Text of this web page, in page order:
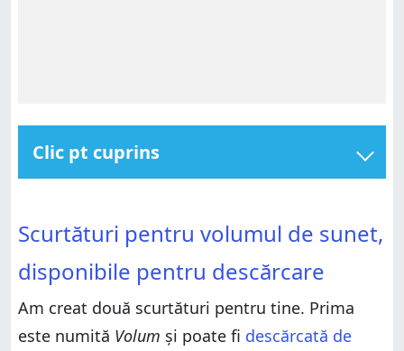
Clic pt cuprins
Cum creezi aceste două scurtături de unul singur
Este scurtătura pentru volum pe care o căutai?
pentru descărcare
Este scurtătura pentru volum pe care o căutai?
Scurtături pentru volumul de sunet,
disponibile pentru descărcare
Am creat două scurtături pentru tine. Prima
este numită Volum și poate fi descărcată de